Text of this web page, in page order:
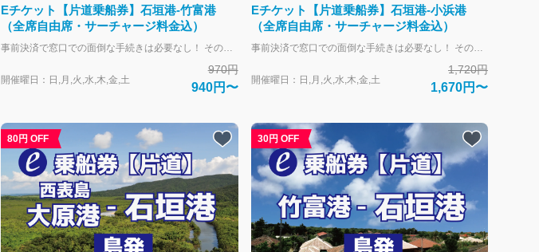
Eチケット【片道乗船券】石垣港-竹富港
（全席自由席・サーチャージ料金込）
事前決済で窓口での面倒な手続きは必要なし！ そのまま乗船可能です。 大人-中学生以上 子供-小学生 幼児-未就学児 幼児のお子様は大人1名につき1名膝上扱いで無料となります。 大人の人数より多い場合やお席が必要な場合は子供運賃にてお申し込みください。 全席自由席。 片道づつの販売となります。 往復ご利用の場合はそれぞれご購入下さい。 往路と復路のご購入で往復割引と同額になるように、片道あたりの料金を割引しております。
開催曜日：日,月,火,水,木,金,土
970円
940円〜
Eチケット【片道乗船券】石垣港-小浜港
（全席自由席・サーチャージ料金込）
事前決済で窓口での面倒な手続きは必要なし！ そのまま乗船可能です。 大人-中学生以上 子供-小学生 幼児-未就学児 幼児のお子様は大人1名につき1名膝上扱いで無料となります。 大人の人数より多い場合やお席が必要な場合は子供運賃にてお申し込みください。 全席自由席。 片道づつの販売となります。 往復ご利用の場合はそれぞれご購入下さい。 往路と復路のご購入で往復割引と同額になるように、片道あたりの料金を割引しております。
開催曜日：日,月,火,水,木,金,土
1,720円
1,670円〜
80円 OFF 30円 OFF